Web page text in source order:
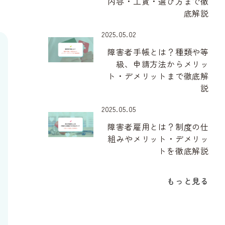
底解説
2025.05.02
障害者手帳とは？種類や等
級、申請方法からメリッ
ト・デメリットまで徹底解
説
2025.05.05
障害者雇用とは？制度の仕
組みやメリット・デメリッ
トを徹底解説
もっと見る